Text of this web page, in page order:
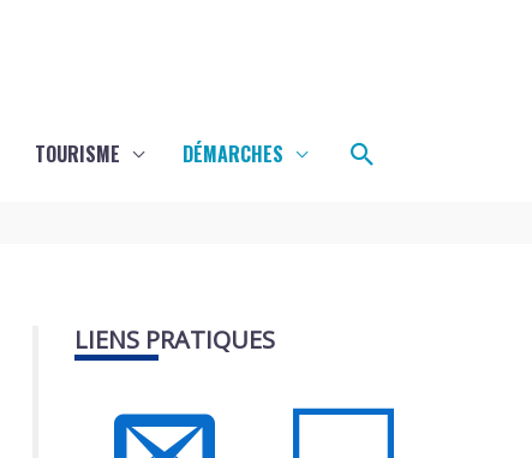
TOURISME DÉMARCHES Rechercher
LIENS PRATIQUES